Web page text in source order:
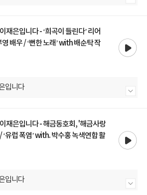
재은입니다 - ‘희곡이 들린다’ 리어
배우 / ‘뻔한 노래’ with 배순탁 작
입니다
재은입니다 - 해금동호회, '해금사랑
유럽 폭염’ with. 박수홍 녹색연합 활
입니다